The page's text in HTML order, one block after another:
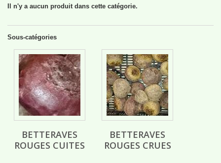
Il n'y a aucun produit dans cette catégorie.
Sous-catégories
BETTERAVES
ROUGES CUITES
BETTERAVES
ROUGES CRUES